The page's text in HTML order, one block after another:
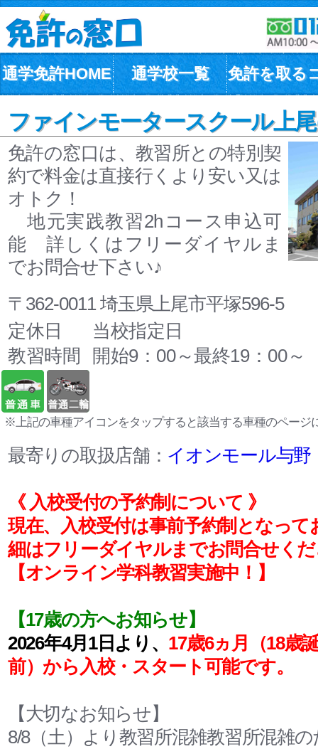
通学免許HOME 通学校一覧 免許を取る
ファインモータースクール上
免許の窓口は、教習所との特別契
約で料金は直接行くより安い又は
オトク！
地元実践教習2hコース申込可
能 詳しくはフリーダイヤルま
でお問合せ下さい♪
〒362-0011 埼玉県上尾市平塚596-5
定休日
当校指定日
教習時間
開始9：00～最終19：00～
※上記の車種アイコンをタップすると該当する車種のページ
最寄りの取扱店舗： イオンモール与野
《 入校受付の予約制について 》
現在、入校受付は事前予約制となっ
細はフリーダイヤルまでお問合せく
【オンライン学科教習実施中！】
【17歳の方へお知らせ】
2026年4月1日より、 17歳6ヵ月（18歳
前）から入校・スタート可能です。
【大切なお知らせ】
8/8（土）より教習所混雑教習所混雑